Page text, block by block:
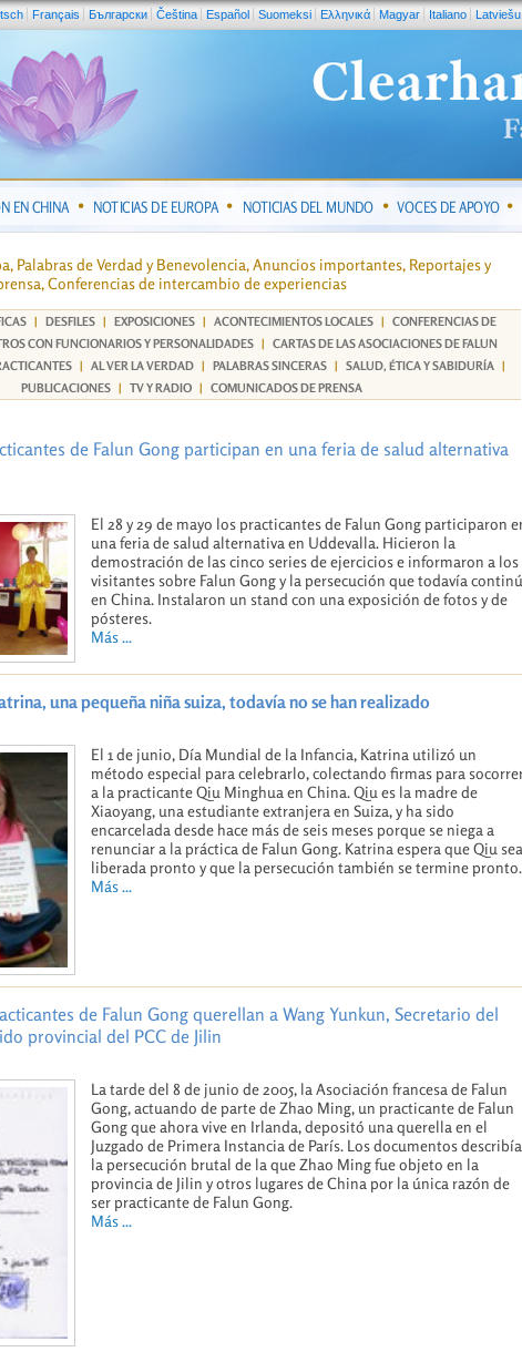
Français Български Čeština Español Suomeksi Ελληνικά Magyar Italiano Latviešu
EN CHINA NOTICIAS DE EUROPA NOTICIAS DEL MUNDO VOCES DE APOYO
Palabras de Verdad y Benevolencia, Anuncios importantes, Reportajes y
Conferencias de intercambio de experiencias
| DESFILES | EXPOSICIONES | ACONTECIMIENTOS LOCALES | CONFERENCIAS DE
CON FUNCIONARIOS Y PERSONALIDADES | CARTAS DE LAS ASOCIACIONES DE FALUN
| AL VER LA VERDAD | PALABRAS SINCERAS | SALUD, ÉTICA Y SABIDURÍA |
PUBLICACIONES | TV Y RADIO | COMUNICADOS DE PRENSA
de Falun Gong participan en una feria de salud alternativa
El 28 y 29 de mayo los practicantes de Falun Gong participaron
una feria de salud alternativa en Uddevalla. Hicieron la
demostración de las cinco series de ejercicios e informaron a los
visitantes sobre Falun Gong y la persecución que todavía
en China. Instalaron un stand con una exposición de fotos y de
pósteres.
Más ...
una pequeña niña suiza, todavía no se han realizado
El 1 de junio, Día Mundial de la Infancia, Katrina utilizó un
método especial para celebrarlo, colectando firmas para
a la practicante Qiu Minghua en China. Qiu es la madre de
Xiaoyang, una estudiante extranjera en Suiza, y ha sido
encarcelada desde hace más de seis meses porque se niega a
renunciar a la práctica de Falun Gong. Katrina espera que Qiu sea
liberada pronto y que la persecución también se termine pronto.
Más ...
de Falun Gong querellan a Wang Yunkun, Secretario del
provincial del PCC de Jilin
La tarde del 8 de junio de 2005, la Asociación francesa de Falun
Gong, actuando de parte de Zhao Ming, un practicante de Falun
Gong que ahora vive en Irlanda, depositó una querella en el
Juzgado de Primera Instancia de París. Los documentos
la persecución brutal de la que Zhao Ming fue objeto en la
provincia de Jilin y otros lugares de China por la única razón de
ser practicante de Falun Gong.
Más ...